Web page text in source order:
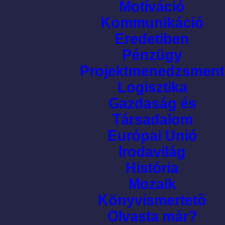
Motíváció
Kommunikáció
Eredetiben
Pénzügy
Projektmenedzsment
Logisztika
Gazdaság és
Társadalom
Európai Unió
Irodavilág
História
Mozaik
Könyvismertetõ
Olvasta már?